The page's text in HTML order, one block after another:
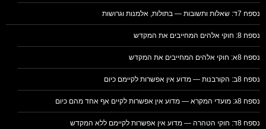
נספח 7ד: שאלות ותשובות — בתולות, אלמנות וגרושות
נספח 8: חוקי אלהים המחייבים את המקדש
נספח 8א: חוקי אלהים המחייבים את המקדש
נספח 8ב: הקורבנות — מדוע אין אפשרות לקיימם כיום
נספח 8ג: מועדי המקרא — מדוע אין אפשרות לקיים אף אחד מהם כיום
נספח 8ד: חוקי הטהרה — מדוע אין אפשרות לקיימם ללא המקדש